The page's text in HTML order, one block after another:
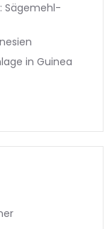
Sägemehl-
in Guinea